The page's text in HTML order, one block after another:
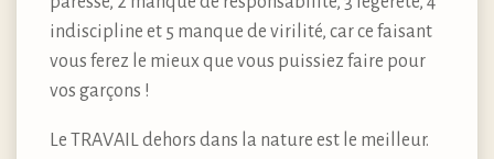
indiscipline et 5 manque de virilité, car ce faisant
vous ferez le mieux que vous puissiez faire pour
vos garçons !
Le TRAVAIL dehors dans la nature est le meilleur.